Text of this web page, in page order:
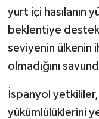
yurt içi hasılanın
beklentiye
seviyenin ülkenin
olmadığını
İspanyol
yükümlülüklerini